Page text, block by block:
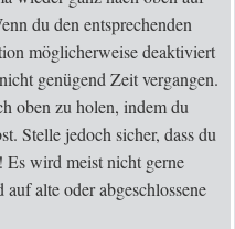
du den entsprechenden
möglicherweise deaktiviert
genügend Zeit vergangen.
oben zu holen, indem du
Stelle jedoch sicher, dass du
Es wird meist nicht gerne
alte oder abgeschlossene